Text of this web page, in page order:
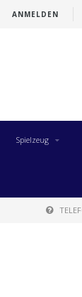
ANMELDEN
Spielzeug